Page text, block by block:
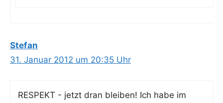
Stefan
31. Januar 2012 um 20:35 Uhr
RESPEKT - jetzt dran blei­ben! Ich habe im